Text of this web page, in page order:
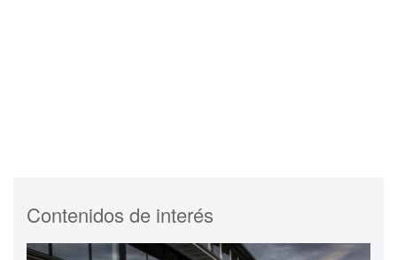
Contenidos de interés